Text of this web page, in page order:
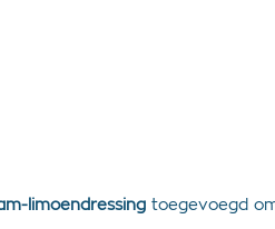
limoendressing toegevoegd